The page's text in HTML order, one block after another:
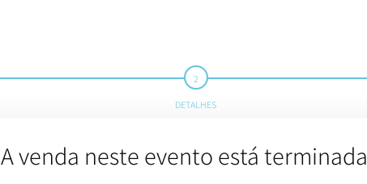
DETALHES
A venda neste evento está terminada